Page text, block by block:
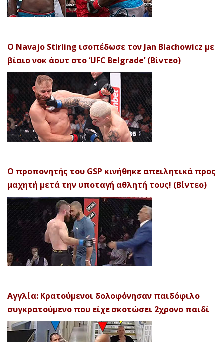
Ο Navajo Stirling ισοπέδωσε τον Jan Blachowicz με
βίαιο νοκ άουτ στο ‘UFC Belgrade’ (Βίντεο)
Ο προπονητής του GSP κινήθηκε απειλητικά προς
μαχητή μετά την υποταγή αθλητή τους! (Βίντεο)
Αγγλία: Κρατούμενοι δολοφόνησαν παιδόφιλο
συγκρατούμενο που είχε σκοτώσει 2χρονο παιδί